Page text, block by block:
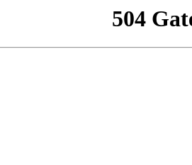
504